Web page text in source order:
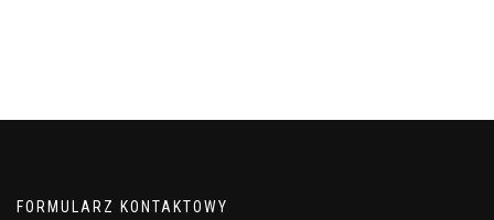
FORMULARZ KONTAKTOWY